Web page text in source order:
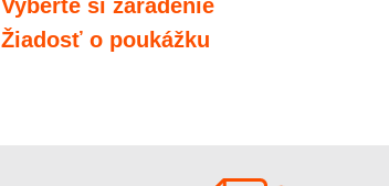
Vyberte si zaradenie
Žiadosť o poukážku